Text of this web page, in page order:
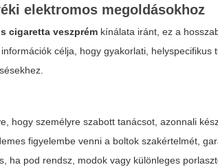
elektromos megoldásokhoz
cigaretta veszprém kínálata iránt, ez a
célja, hogy gyakorlati,
hogy személyre szabott tanácsot, azonnali
figyelembe venni a boltok szakértelmét,
ha pod rendsz, modok vagy különleges